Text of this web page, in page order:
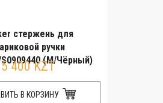
стержень для
ручки
S0909440 (M/Чёрный)
5 400 KZT
В КОРЗИНУ